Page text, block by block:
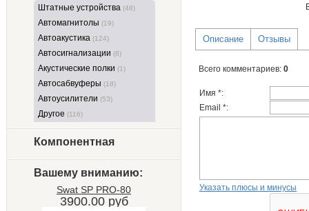
Штатные устройства (48)
Автомагнитолы (19)
Автоакустика (124)
Автосигнализации (8)
Акустические полки (1)
Автосабвуферы (18)
Автоусилители (53)
Другое (116)
Компонентная
Вашему вниманию:
Swat SP PRO-80
3900.00 руб
Описание Отзывы
Всего комментариев: 0
Имя *:
Email *:
Указать плюсы и минусы